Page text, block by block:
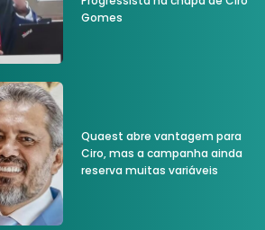
Gomes
Quaest abre vantagem para
Ciro, mas a campanha ainda
reserva muitas variáveis